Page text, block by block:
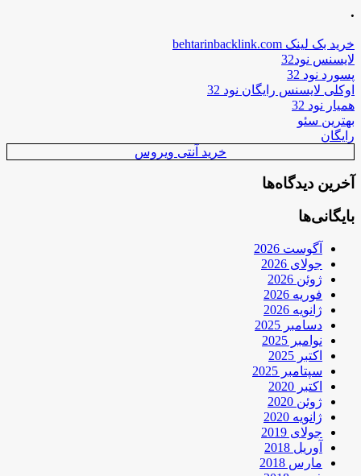
.
خرید بک لینک behtarinbacklink.com
لایسنس نود32
پسورد نود 32
اوکلی لایسنس رایگان نود 32
همیار نود 32
بهترین سئو
رایگان
خرید آنتی ویروس
آخرین دیدگاه‌ها
بایگانی‌ها
آگوست 2026
جولای 2026
ژوئن 2026
فوریه 2026
ژانویه 2026
دسامبر 2025
نوامبر 2025
اکتبر 2025
سپتامبر 2025
اکتبر 2020
ژوئن 2020
ژانویه 2020
جولای 2019
آوریل 2018
مارس 2018